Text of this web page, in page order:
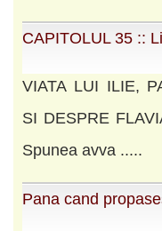
CAPITOLUL 35 ::
VIATA LUI ILIE,
SI DESPRE
Spunea avva .....
Pana cand